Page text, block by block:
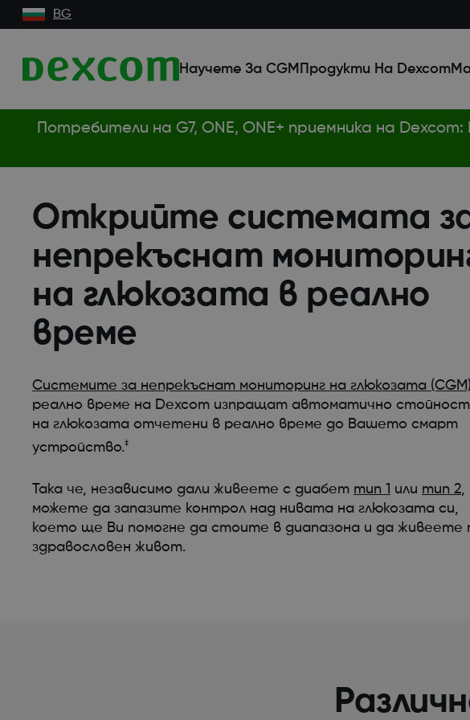
BG
Научете За CGM Продукти На Dexcom
Потребители на G7, ONE, ONE+ приемника на
Открийте системата
непрекъснат
на глюкозата в реално
време
Системите за непрекъснат мониторинг на глюкозата (CGM)
реално време на Dexcom изпращат автоматично
на глюкозата отчетени в реално време до Вашето смарт
устройство.‡
Така че, независимо дали живеете с диабет тип 1 или тип 2,
можете да запазите контрол над нивата на глюкозата си,
което ще Ви помогне да стоите в диапазона и да живеете
здравословен живот.